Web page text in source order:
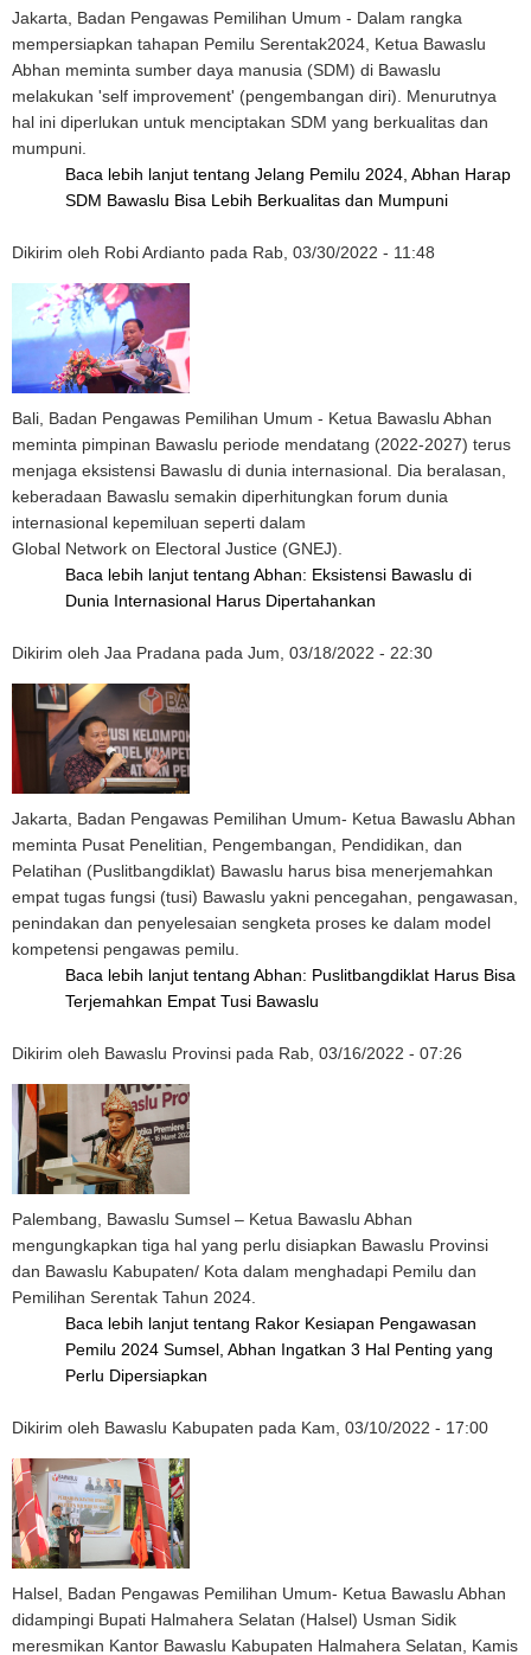
Jakarta, Badan Pengawas Pemilihan Umum - Dalam rangka
mempersiapkan tahapan Pemilu Serentak2024, Ketua Bawaslu
Abhan meminta sumber daya manusia (SDM) di Bawaslu
melakukan 'self improvement' (pengembangan diri). Menurutnya
hal ini diperlukan untuk menciptakan SDM yang berkualitas dan
mumpuni.
Baca lebih lanjut tentang Jelang Pemilu 2024, Abhan Harap
SDM Bawaslu Bisa Lebih Berkualitas dan Mumpuni
Dikirim oleh Robi Ardianto pada Rab, 03/30/2022 - 11:48
Bali, Badan Pengawas Pemilihan Umum - Ketua Bawaslu Abhan
meminta pimpinan Bawaslu periode mendatang (2022-2027) terus
menjaga eksistensi Bawaslu di dunia internasional. Dia beralasan,
keberadaan Bawaslu semakin diperhitungkan forum dunia
internasional kepemiluan seperti dalam
Global Network on Electoral Justice (GNEJ).
Baca lebih lanjut tentang Abhan: Eksistensi Bawaslu di
Dunia Internasional Harus Dipertahankan
Dikirim oleh Jaa Pradana pada Jum, 03/18/2022 - 22:30
Jakarta, Badan Pengawas Pemilihan Umum- Ketua Bawaslu Abhan
meminta Pusat Penelitian, Pengembangan, Pendidikan, dan
Pelatihan (Puslitbangdiklat) Bawaslu harus bisa menerjemahkan
empat tugas fungsi (tusi) Bawaslu yakni pencegahan, pengawasan,
penindakan dan penyelesaian sengketa proses ke dalam model
kompetensi pengawas pemilu.
Baca lebih lanjut tentang Abhan: Puslitbangdiklat Harus Bisa
Terjemahkan Empat Tusi Bawaslu
Dikirim oleh Bawaslu Provinsi pada Rab, 03/16/2022 - 07:26
Palembang, Bawaslu Sumsel – Ketua Bawaslu Abhan
mengungkapkan tiga hal yang perlu disiapkan Bawaslu Provinsi
dan Bawaslu Kabupaten/ Kota dalam menghadapi Pemilu dan
Pemilihan Serentak Tahun 2024.
Baca lebih lanjut tentang Rakor Kesiapan Pengawasan
Pemilu 2024 Sumsel, Abhan Ingatkan 3 Hal Penting yang
Perlu Dipersiapkan
Dikirim oleh Bawaslu Kabupaten pada Kam, 03/10/2022 - 17:00
Halsel, Badan Pengawas Pemilihan Umum- Ketua Bawaslu Abhan
didampingi Bupati Halmahera Selatan (Halsel) Usman Sidik
meresmikan Kantor Bawaslu Kabupaten Halmahera Selatan, Kamis